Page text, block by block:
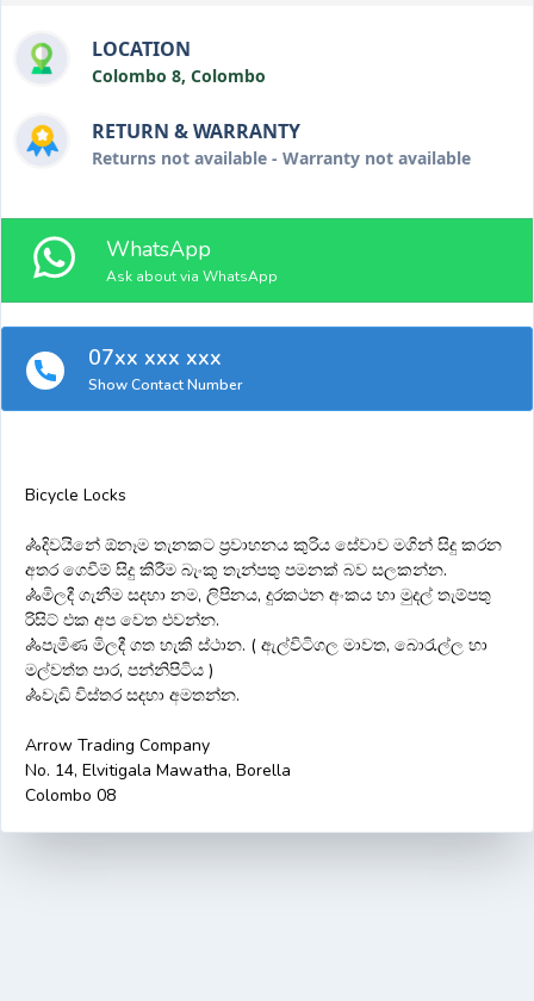
LOCATION
Colombo 8, Colombo
RETURN & WARRANTY
Returns not available - Warranty not available
WhatsApp
Ask about via WhatsApp
07xx xxx xxx
Show Contact Number
Bicycle Locks
🚴දිවයිනේ ඕනෑම තැනකට ප්‍රවාහනය කුරිය සේවාව මගින් සිදු කරන
අතර ගෙවීම් සිදු කිරීම බැංකු තැන්පතු පමනක් බව සලකන්න.
🚴මිලදී ගැනීම සදහා නම, ලිපිනය, දුරකථන අංකය හා මුදල් තැම්පතු
රිසිට් එක අප වෙත එවන්න.
🚴පැමිණ මිලදී ගත හැකි ස්ථාන. ( ඇල්විටිගල මාවත, බොරැල්ල හා
මල්වත්ත පාර, පන්නිපිටිය )
🚴වැඩි විස්තර සදහා අමතන්න.
Arrow Trading Company
No. 14, Elvitigala Mawatha, Borella
Colombo 08